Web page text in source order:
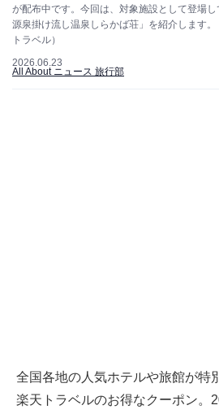
が配布中です。今回は、対象施設として登場
源泉掛け流し温泉しらかば荘」を紹介します
トラベル）
2026.06.23
All About ニュース 旅行部
全国各地の人気ホテルや旅館が特
楽天トラベルのお得なクーポン。